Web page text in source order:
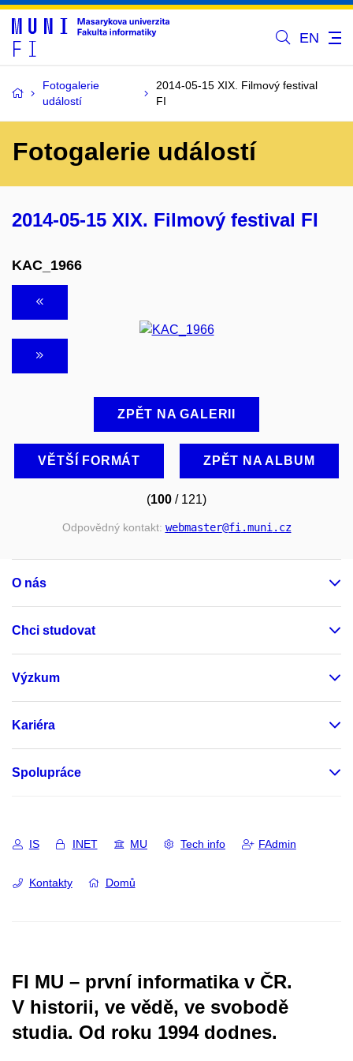
EN
Fotogalerie
událostí
2014-05-15 XIX. Filmový festival
FI
Fotogalerie událostí
2014-05-15 XIX. Filmový festival FI
KAC_1966
ZPĚT NA GALERII
VĚTŠÍ FORMÁT ZPĚT NA ALBUM
(100 / 121)
Odpovědný kontakt: webmaster@fi.muni.cz
O nás
Chci studovat
Výzkum
Kariéra
Spolupráce
IS INET MU Tech info FAdmin
Kontakty Domů
FI MU – první informatika v ČR.
V historii, ve vědě, ve svobodě
studia. Od roku 1994 dodnes.